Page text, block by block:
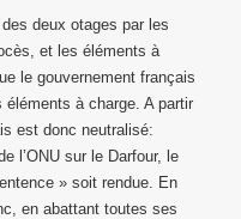
deux otages par les
et les éléments à
le gouvernement français
à charge. A partir
est donc neutralisé:
l’ONU sur le Darfour, le
» soit rendue. En
en abattant toutes ses